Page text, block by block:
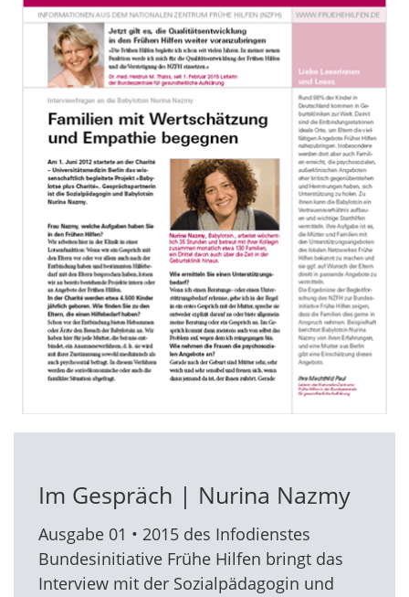
Im Gespräch | Nurina Nazmy
Ausgabe 01 • 2015 des Infodienstes
Bundesinitiative Frühe Hilfen bringt das
Interview mit der Sozialpädagogin und